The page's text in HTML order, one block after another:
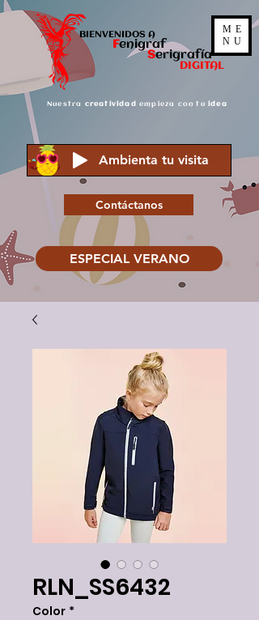
BIENVENIDOS A
Fenigraf
Serigrafía
DIGITAL
Nuestra creatividad empieza con tu idea
Ambienta tu visita
Contáctanos
ESPECIAL VERANO
ME
NU
RLN_SS6432
Color *